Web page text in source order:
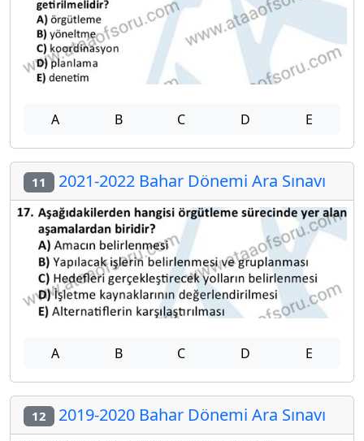
A B C D E
11 2021-2022 Bahar Dönemi Ara Sınavı
A B C D E
12 2019-2020 Bahar Dönemi Ara Sınavı